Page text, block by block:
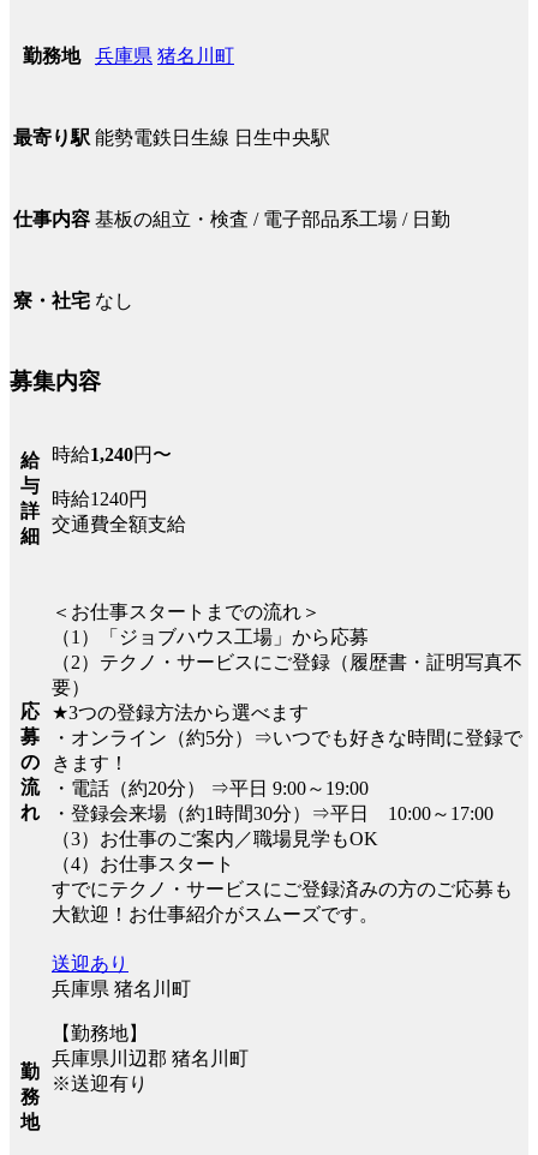
勤務地 兵庫県 猪名川町
最寄り駅 能勢電鉄日生線 日生中央駅
仕事内容 基板の組立・検査 / 電子部品系工場 / 日勤
寮・社宅 なし
募集内容
給
与
詳
細
時給1,240円〜
時給1240円
交通費全額支給
応
募
の
流
れ
＜お仕事スタートまでの流れ＞
（1）「ジョブハウス工場」から応募
（2）テクノ・サービスにご登録（履歴書・証明写真不
要）
★3つの登録方法から選べます
・オンライン（約5分）⇒いつでも好きな時間に登録で
きます！
・電話（約20分） ⇒平日 9:00～19:00
・登録会来場（約1時間30分）⇒平日 10:00～17:00
（3）お仕事のご案内／職場見学もOK
（4）お仕事スタート
すでにテクノ・サービスにご登録済みの方のご応募も
大歓迎！お仕事紹介がスムーズです。
勤
務
地
送迎あり
兵庫県 猪名川町
【勤務地】
兵庫県川辺郡 猪名川町
※送迎有り